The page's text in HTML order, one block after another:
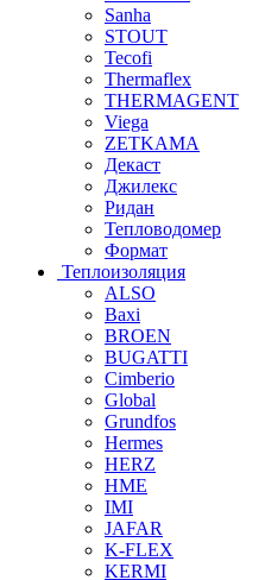
Sanha
STOUT
Tecofi
Thermaflex
THERMAGENT
Viega
ZETKAMA
Декаст
Джилекс
Ридан
Тепловодомер
Формат
Теплоизоляция
ALSO
Baxi
BROEN
BUGATTI
Cimberio
Global
Grundfos
Hermes
HERZ
HME
IMI
JAFAR
K-FLEX
KERMI